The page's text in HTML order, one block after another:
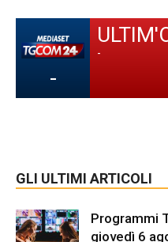
-
-
GLI ULTIMI ARTICOLI
Programmi
giovedì 6